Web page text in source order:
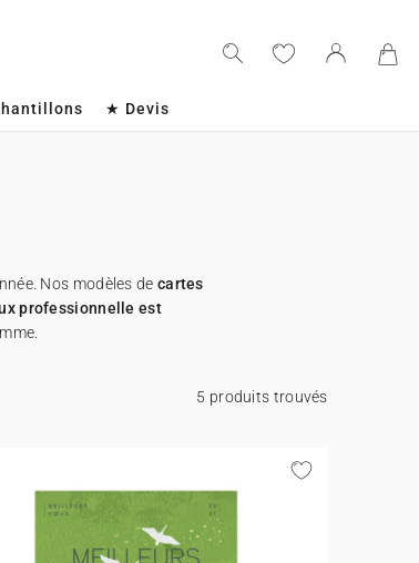
★ Devis
Nos modèles de cartes
professionnelle est
5 produits trouvés